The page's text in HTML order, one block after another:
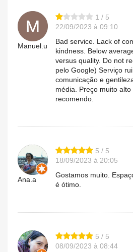
Manuel.u
1 / 5
22/09/2023 à 09:10
Bad service. Lack of
kindness. Below
versus quality. Do not
pelo Google) Serviço
comunicação e
média. Preço muito
recomendo.
Ana.a
5 / 5
18/09/2023 à 20:05
Gostamos muito.
é ótimo.
5 / 5
08/09/2023 à 08:44